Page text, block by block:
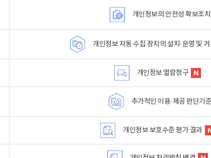
개인정보의 안전성 확보조치
개인정보 자동 수집 장치의 설치·운영 및
개인정보 열람청구
추가적인 이용·제공 판단기준
개인정보 보호수준 평가 결과